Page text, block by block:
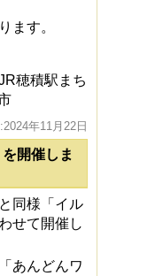
ます。
穂積駅まち
年11月22日
開催しま
同様「イル
せて開催し
あんどんワ